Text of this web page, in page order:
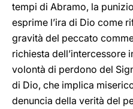
tempi di Abramo, la
esprime l’ira di Dio come
gravità del peccato
richiesta dell’intercessore
volontà di perdono del
di Dio, che implica
denuncia della verità del